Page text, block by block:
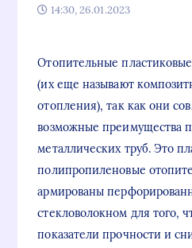
14:30, 26.01.2023
Отопительные
(их еще называют
отопления), так как они
возможные преимущества
металлических труб. Это
полипропиленовые
армированы
стекловолокном для того,
показатели прочности и